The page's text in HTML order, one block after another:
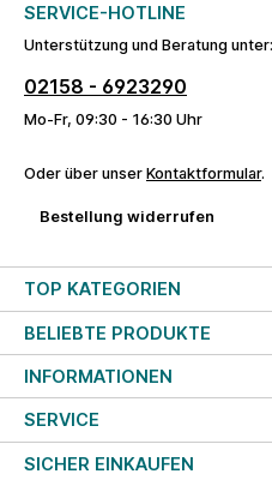
SERVICE-HOTLINE
Unterstützung und Beratung unter:
02158 - 6923290
Mo-Fr, 09:30 - 16:30 Uhr
Oder über unser Kontaktformular.
Bestellung widerrufen
TOP KATEGORIEN
BELIEBTE PRODUKTE
INFORMATIONEN
SERVICE
SICHER EINKAUFEN